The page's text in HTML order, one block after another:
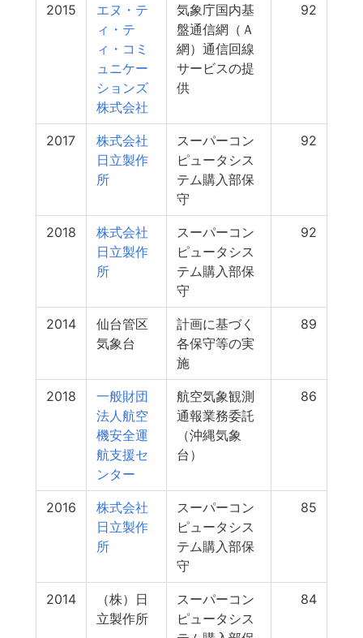
2015
エヌ・テ
ィ・テ
ィ・コミ
ュニケー
ションズ
株式会社
気象庁国内基
盤通信網（Ａ
網）通信回線
サービスの提
供
92
2017
株式会社
日立製作
所
スーパーコン
ピュータシス
テム購入部保
守
92
2018
株式会社
日立製作
所
スーパーコン
ピュータシス
テム購入部保
守
92
2014
仙台管区
気象台
計画に基づく
各保守等の実
施
89
2018
一般財団
法人航空
機安全運
航支援セ
ンター
航空気象観測
通報業務委託
（沖縄気象
台）
86
2016
株式会社
日立製作
所
スーパーコン
ピュータシス
テム購入部保
守
85
2014
（株）日
立製作所
スーパーコン
ピュータシス
84